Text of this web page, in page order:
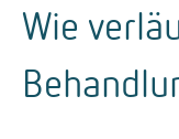
Wie